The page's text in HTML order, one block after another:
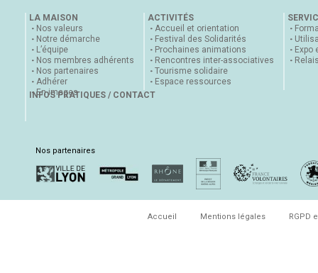
LA MAISON
Nos valeurs
Notre démarche
L’équipe
Nos membres adhérents
Nos partenaires
Adhérer
En images
ACTIVITÉS
Accueil et orientation
Festival des Solidarités
Prochaines animations
Rencontres inter-associatives
Tourisme solidaire
Espace ressources
Expo
INFOS PRATIQUES / CONTACT
Nos partenaires
Accueil Mentions légales RGPD